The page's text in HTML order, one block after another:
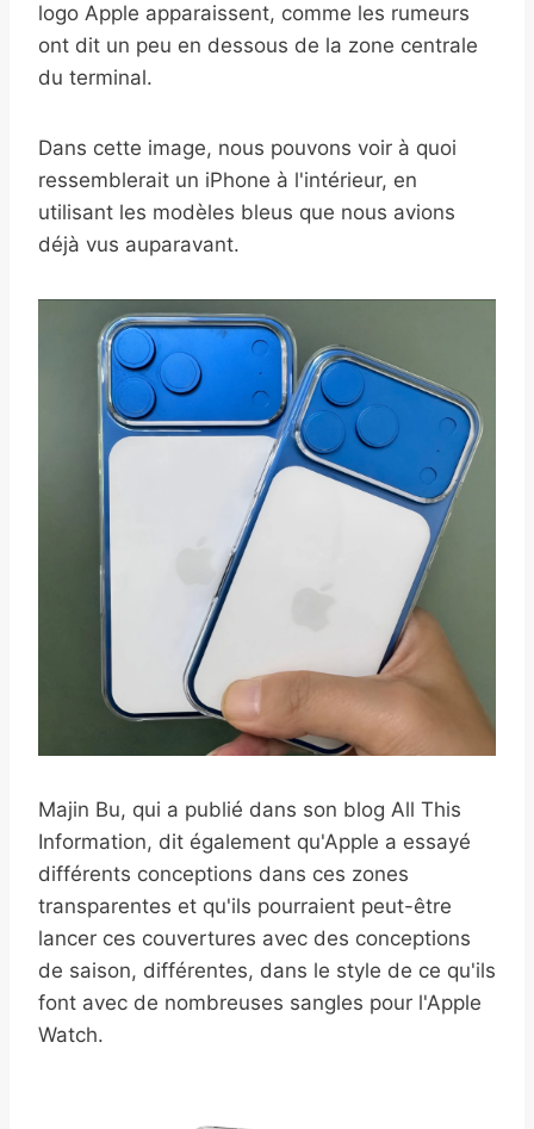
logo Apple apparaissent, comme les rumeurs
ont dit un peu en dessous de la zone centrale
du terminal.
Dans cette image, nous pouvons voir à quoi
ressemblerait un iPhone à l'intérieur, en
utilisant les modèles bleus que nous avions
déjà vus auparavant.
Majin Bu, qui a publié dans son blog All This
Information, dit également qu'Apple a essayé
différents conceptions dans ces zones
transparentes et qu'ils pourraient peut-être
lancer ces couvertures avec des conceptions
de saison, différentes, dans le style de ce qu'ils
font avec de nombreuses sangles pour l'Apple
Watch.